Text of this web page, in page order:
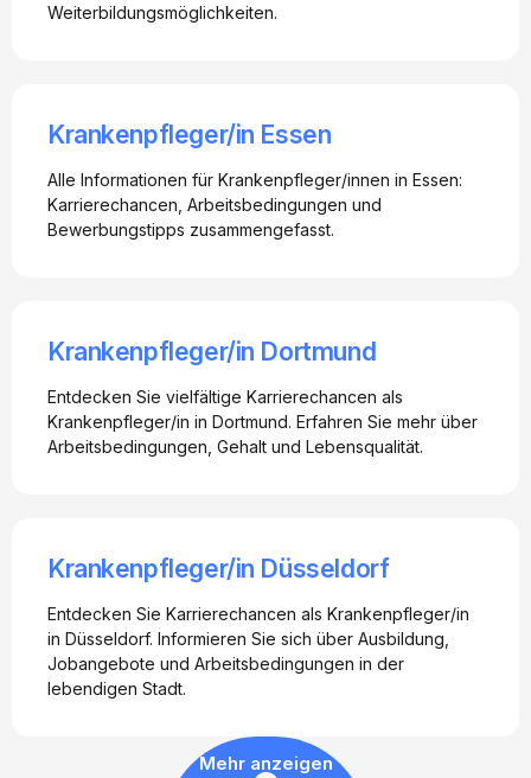
Weiterbildungsmöglichkeiten.
Krankenpfleger/in Essen
Alle Informationen für Krankenpfleger/innen in Essen:
Karrierechancen, Arbeitsbedingungen und
Bewerbungstipps zusammengefasst.
Krankenpfleger/in Dortmund
Entdecken Sie vielfältige Karrierechancen als
Krankenpfleger/in in Dortmund. Erfahren Sie mehr über
Arbeitsbedingungen, Gehalt und Lebensqualität.
Krankenpfleger/in Düsseldorf
Entdecken Sie Karrierechancen als Krankenpfleger/in
in Düsseldorf. Informieren Sie sich über Ausbildung,
Jobangebote und Arbeitsbedingungen in der
lebendigen Stadt.
Mehr anzeigen